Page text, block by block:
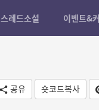
스레드소설 이벤트&
공유 숏코드복사